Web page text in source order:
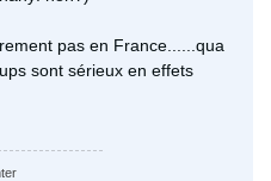
pas en France......qua
sont sérieux en effets